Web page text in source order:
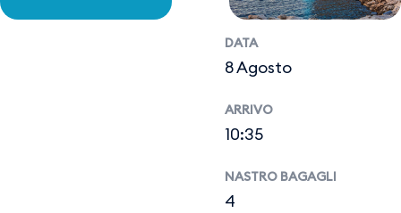
DATA
8 Agosto
ARRIVO
10:35
NASTRO BAGAGLI
4